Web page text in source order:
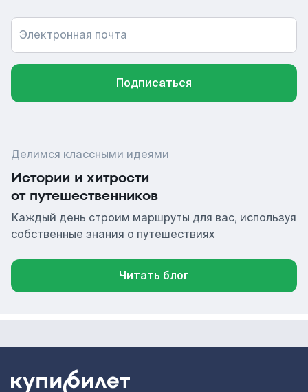
Электронная почта
Подписаться
Делимся классными идеями
Истории и хитрости
от путешественников
Каждый день строим маршруты для вас, используя
собственные знания о путешествиях
Читать блог